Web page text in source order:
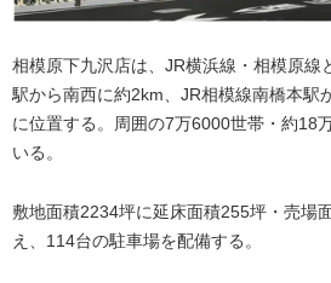
相模原下九沢店は、JR横浜線・相模原線
駅から南西に約2km、JR相模線南橋本駅
に位置する。周囲の7万6000世帯・約18
いる。
敷地面積2234坪に延床面積255坪・売場
え、114台の駐車場を配備する。